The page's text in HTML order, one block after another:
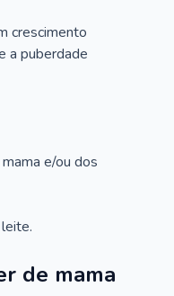
crescimento
a puberdade
e/ou dos
de mama